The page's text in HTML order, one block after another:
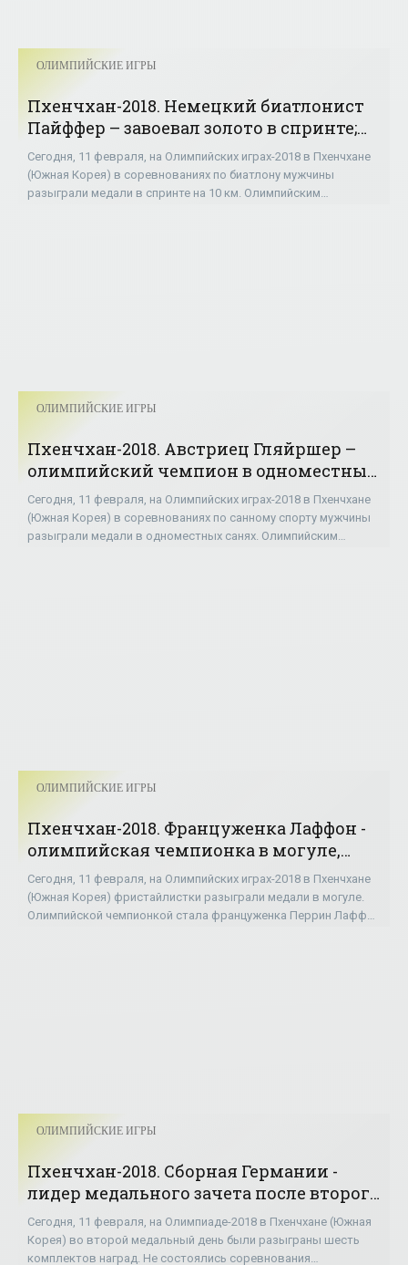
ОЛИМПИЙСКИЕ ИГРЫ
Пхенчхан-2018. Немецкий биатлонист
Пайффер – завоевал золото в спринте;
Пидручный – 21-й - «ОЛИМПИЙСКИЕ
ИГРЫ»
Сегодня, 11 февраля, на Олимпийских играх-2018 в Пхенчхане
(Южная Корея) в соревнованиях по биатлону мужчины
разыграли медали в спринте на 10 км. Олимпийским
ОЛИМПИЙСКИЕ ИГРЫ
Пхенчхан-2018. Австриец Гляйршер –
олимпийский чемпион в одноместных
санях, Дукач и Мандзий в финал не
пробились - «ОЛИМПИЙСКИЕ ИГРЫ»
Сегодня, 11 февраля, на Олимпийских играх-2018 в Пхенчхане
(Южная Корея) в соревнованиях по санному спорту мужчины
разыграли медали в одноместных санях. Олимпийским
ОЛИМПИЙСКИЕ ИГРЫ
Пхенчхан-2018. Француженка Лаффон -
олимпийская чемпионка в могуле,
Татьяна Петрова в финал не пробилась -
«ОЛИМПИЙСКИЕ ИГРЫ»
Сегодня, 11 февраля, на Олимпийских играх-2018 в Пхенчхане
(Южная Корея) фристайлистки разыграли медали в могуле.
Олимпийской чемпионкой стала француженка Перрин Лаффон
ОЛИМПИЙСКИЕ ИГРЫ
Пхенчхан-2018. Сборная Германии -
лидер медального зачета после второго
дня - «ОЛИМПИЙСКИЕ ИГРЫ»
Сегодня, 11 февраля, на Олимпиаде-2018 в Пхенчхане (Южная
Корея) во второй медальный день были разыграны шесть
комплектов наград. Не состоялись соревнования